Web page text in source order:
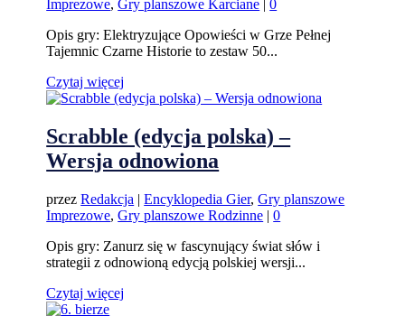
Imprezowe,Gry planszowe Karciane |0
Opis gry: Elektryzujące Opowieści w Grze Pełnej
Tajemnic Czarne Historie to zestaw 50...
Czytaj więcej
Scrabble (edycja polska) –
Wersja odnowiona
przezRedakcja |Encyklopedia Gier,Gry planszowe
Imprezowe,Gry planszowe Rodzinne |0
Opis gry: Zanurz się w fascynujący świat słów i
strategii z odnowioną edycją polskiej wersji...
Czytaj więcej